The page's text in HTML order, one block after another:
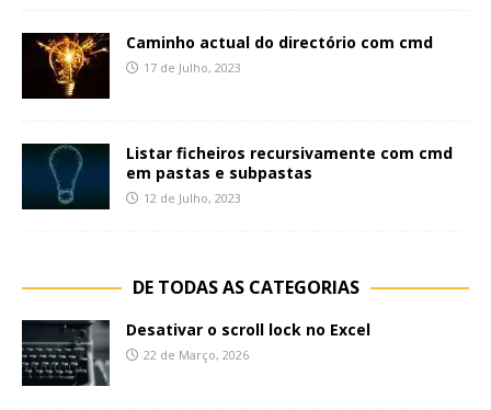
Caminho actual do directório com cmd
17 de Julho, 2023
Listar ficheiros recursivamente com cmd
em pastas e subpastas
12 de Julho, 2023
DE TODAS AS CATEGORIAS
Desativar o scroll lock no Excel
22 de Março, 2026